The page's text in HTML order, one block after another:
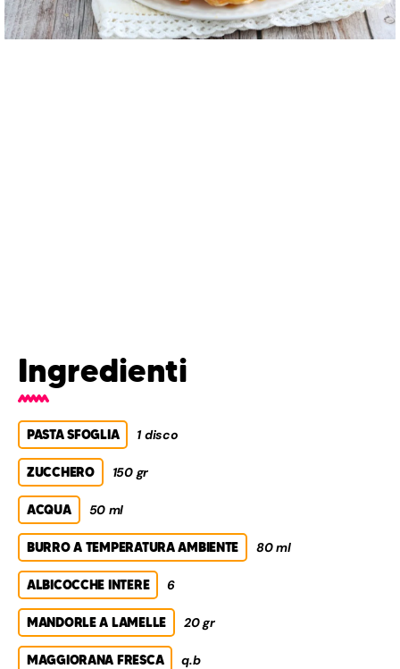
Ingredienti
PASTA SFOGLIA 1 disco
ZUCCHERO 150 gr
ACQUA 50 ml
BURRO A TEMPERATURA AMBIENTE 80 ml
ALBICOCCHE INTERE 6
MANDORLE A LAMELLE 20 gr
MAGGIORANA FRESCA q.b